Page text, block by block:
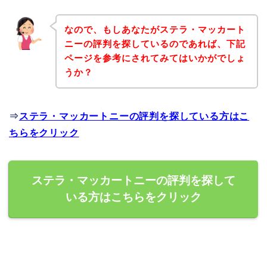
なので、もしあなたがステラ・マッカート
ニーの評判を探しているのであれば、下記
ページを参考にされてみてはいかがでしょ
うか？
⇒ ステラ・マッカートニーの評判を探している方はこ
ちらをクリック
ステラ・マッカートニーの評判を探して
いる方はこちらをクリック